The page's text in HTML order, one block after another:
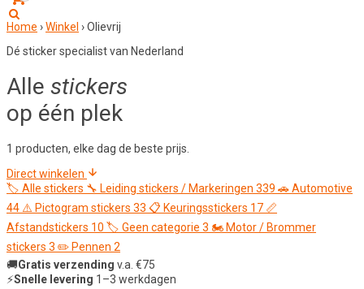
Home ›Winkel ›Olievrij
Dé sticker specialist van Nederland
Alle stickers
op één plek
1 producten, elke dag de beste prijs.
Direct winkelen
🏷️ Alle stickers 🔧 Leiding stickers / Markeringen 339 🚗Automotive
44 ⚠️ Pictogram stickers 33 📋 Keuringsstickers 17 📏
Afstandstickers 10 🏷️ Geen categorie 3 🏍️ Motor / Brommer
stickers 3 ✏️ Pennen 2
🚚Gratis verzending v.a. €75
⚡Snelle levering 1–3 werkdagen